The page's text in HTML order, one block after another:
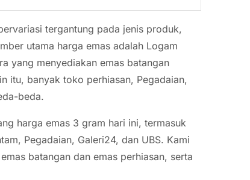
tergantung pada jenis produk,
utama harga emas adalah Logam
yang menyediakan emas batangan
itu, banyak toko perhiasan, Pegadaian,
beda.
harga emas 3 gram hari ini, termasuk
Pegadaian, Galeri24, dan UBS. Kami
batangan dan emas perhiasan, serta